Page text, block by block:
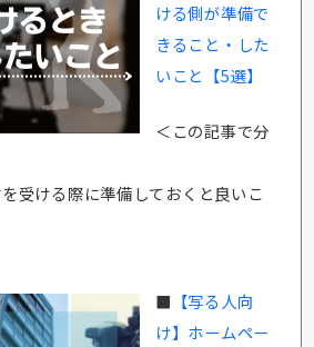
ける側が準備で
きること・した
いこと【5選】
＜この記事で分
受ける際に準備しておくと良いこ
■ 【写る人向
け】ホームペー